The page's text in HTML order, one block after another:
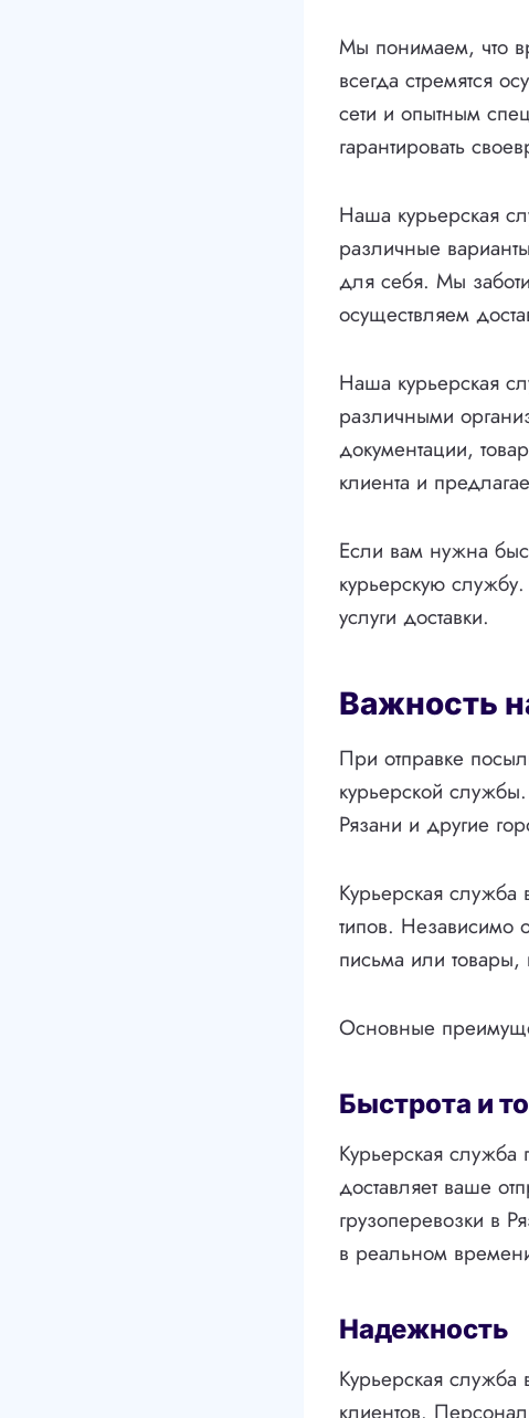
Мы понимаем, что
всегда стремятся
сети и опытным
гарантировать
Наша курьерская
различные
для себя. Мы
осуществляем
Наша курьерская
различными
документации,
клиента и
Если вам нужна
курьерскую
услуги доставки.
Важность
При отправке
курьерской службы.
Рязани и другие
Курьерская служба
типов. Независимо
письма или товары,
Основные
Быстрота и
Курьерская служба
доставляет ваше
грузоперевозки в
в реальном
Надежность
Курьерская служба